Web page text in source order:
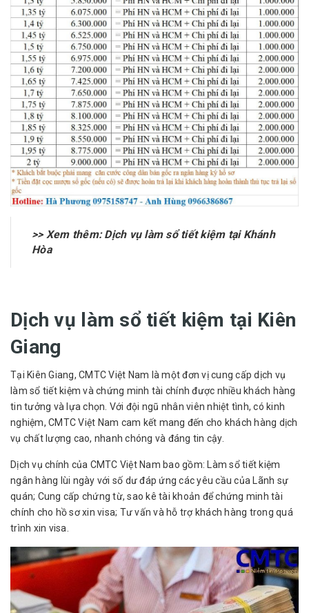
>> Xem thêm:Dịch vụ làm sổ tiết kiệm tại Khánh
Hòa
Dịch vụ làm sổ tiết kiệm tại Kiên
Giang
Tại Kiên Giang, CMTC Việt Nam là một đơn vị cung cấp dịch vụ
làm sổ tiết kiệm và chứng minh tài chính được nhiều khách hàng
tin tưởng và lựa chọn. Với đội ngũ nhân viên nhiệt tình, có kinh
nghiệm, CMTC Việt Nam cam kết mang đến cho khách hàng dịch
vụ chất lượng cao, nhanh chóng và đáng tin cậy.
Dịch vụ chính của CMTC Việt Nam bao gồm: Làm sổ tiết kiệm
ngân hàng lùi ngày với số dư đáp ứng các yêu cầu của Lãnh sự
quán; Cung cấp chứng từ, sao kê tài khoản để chứng minh tài
chính cho hồ sơ xin visa; Tư vấn và hỗ trợ khách hàng trong quá
trình xin visa.